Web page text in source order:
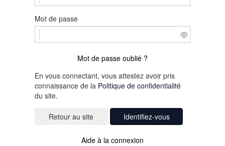
Mot de passe
Mot de passe oublié ?
En vous connectant, vous attestez avoir pris
connaissance de la Politique de confidentialité
du site.
Identifiez-vous
Aide à la connexion